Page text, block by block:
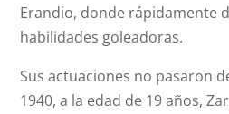
Erandio, donde rápidamente
habilidades goleadoras.
Sus actuaciones no pasaron
1940, a la edad de 19 años,